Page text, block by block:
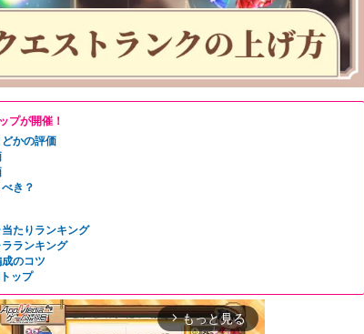
プが開催！
かの評価
き？
たりランキング
ランキング
のコツ
ップ
arrow_forward_ios もっと見る